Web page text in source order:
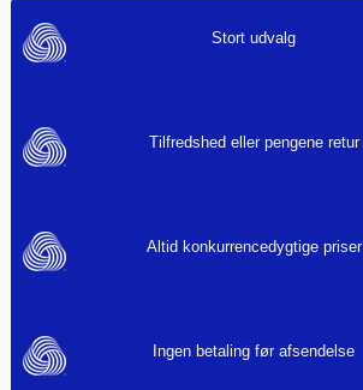
Stort udvalg
Tilfredshed eller pengene retur
Altid konkurrencedygtige priser
Ingen betaling før afsendelse